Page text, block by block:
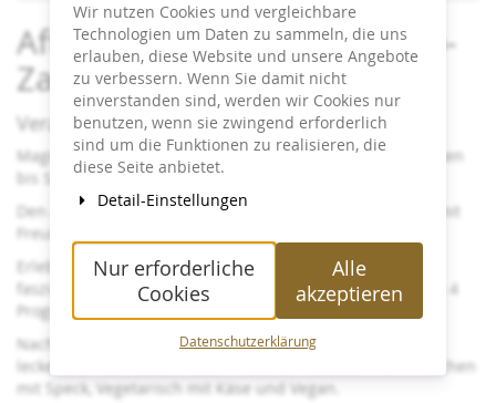
After Work Magic - Close-up-
Zaubershow
Veranstaltungsinfo:
Magische 75 Minuten Zaubershow und Flammkuchen essen
bis Sie satt sind!
Den Arbeitstag mit einem magisch genussvollen Abend, mit
Freunden und Kollegen ausklingen lassen im Black Table.
Erleben Sie Christian Jedinat am Black Table mit
faszinierender Zauberei und Auszügen aus den aktuellen 4
Programmen.
Nach der Show, um ca. 21 Uhr reichen wir Ihnen unsere
leckeren, frisch zubereiteten Klassisch Elsässer Flammkuchen
mit Speck, Vegetarisch mit Käse und Vegan.
Wir nutzen Cookies und vergleichbare
Technologien um Daten zu sammeln, die uns
erlauben, diese Website und unsere Angebote
zu verbessern. Wenn Sie damit nicht
einverstanden sind, werden wir Cookies nur
benutzen, wenn sie zwingend erforderlich
sind um die Funktionen zu realisieren, die
diese Seite anbietet.
Detail-Einstellungen
Nur erforderliche
Cookies
Alle
akzeptieren
Datenschutzerklärung